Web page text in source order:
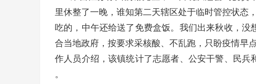
里休整了一晚，谁知第二天辖区处于临时管控状态
吃的，中午还给送了免费盒饭。我们出来秋收，
合当地政府，按要求采核酸、不乱跑，只盼疫情早
作人员介绍，该镇统计了志愿者、公安干警、民
。